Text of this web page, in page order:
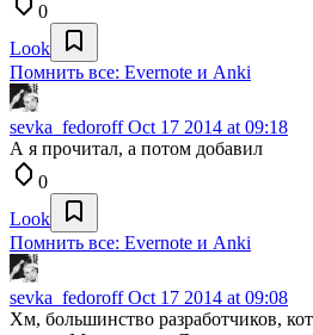
0
Look
Помнить все: Evernote и Anki
sevka_fedoroffOct 17 2014 at 09:18
А я прочитал, а потом добавил
0
Look
Помнить все: Evernote и Anki
sevka_fedoroffOct 17 2014 at 09:08
Хм, большинство разработчиков,